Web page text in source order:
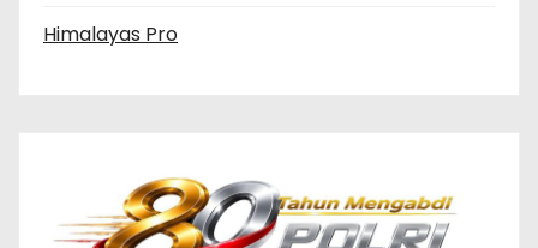
Himalayas Pro